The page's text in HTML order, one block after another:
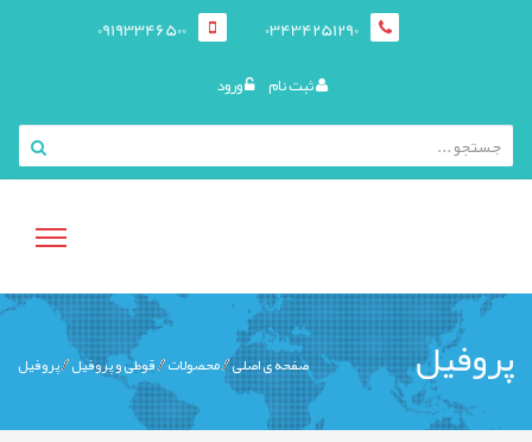
03434251290
09193346500
ثبت نام ورود
منوی
کاربری
پروفیل صفحه ی اصلی محصولات قوطی و پروفيل پروفیل